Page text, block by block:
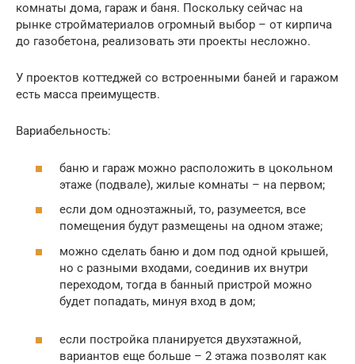
комнаты дома, гараж и баня. Поскольку сейчас на
рынке стройматериалов огромный выбор – от кирпича
до газобетона, реализовать эти проекты несложно.
У проектов коттеджей со встроенными баней и гаражом
есть масса преимуществ.
Вариабельность:
баню и гараж можно расположить в цокольном
этаже (подвале), жилые комнаты – на первом;
если дом одноэтажный, то, разумеется, все
помещения будут размещены на одном этаже;
можно сделать баню и дом под одной крышей,
но с разными входами, соединив их внутри
переходом, тогда в банный пристрой можно
будет попадать, минуя вход в дом;
если постройка планируется двухэтажной,
вариантов еще больше – 2 этажа позволят как